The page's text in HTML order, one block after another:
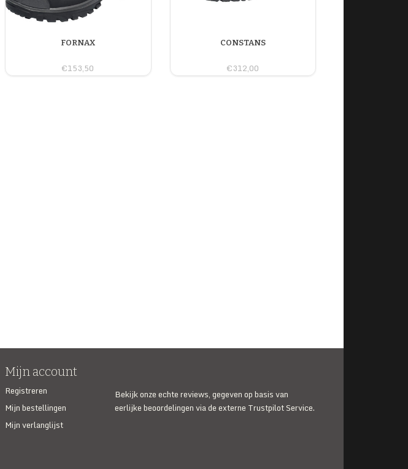
FORNAX
€153,50
CONSTANS
€312,00
Mijn account
Registreren
Mijn bestellingen
Mijn verlanglijst
Bekijk onze echte reviews, gegeven op basis van
eerlijke beoordelingen via de externe Trustpilot Service.